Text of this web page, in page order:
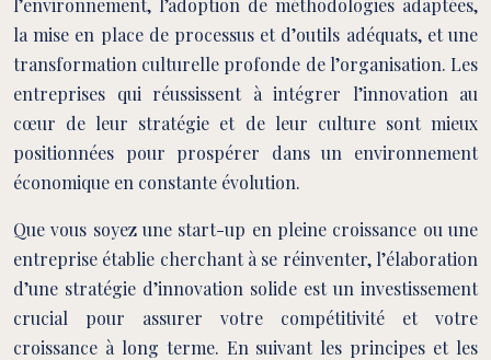
l’environnement, l’adoption de méthodologies adaptées,
la mise en place de processus et d’outils adéquats, et une
transformation culturelle profonde de l’organisation. Les
entreprises qui réussissent à intégrer l’innovation au
cœur de leur stratégie et de leur culture sont mieux
positionnées pour prospérer dans un environnement
économique en constante évolution.
Que vous soyez une start-up en pleine croissance ou une
entreprise établie cherchant à se réinventer, l’élaboration
d’une stratégie d’innovation solide est un investissement
crucial pour assurer votre compétitivité et votre
croissance à long terme. En suivant les principes et les